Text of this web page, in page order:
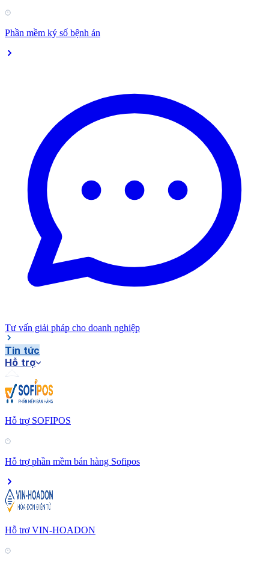
Phần mềm ký số bệnh án
Tư vấn giải pháp cho doanh nghiệp
Tin tức
Hỗ trợ
Hỗ trợ SOFIPOS
Hỗ trợ phần mềm bán hàng Sofipos
Hỗ trợ VIN-HOADON